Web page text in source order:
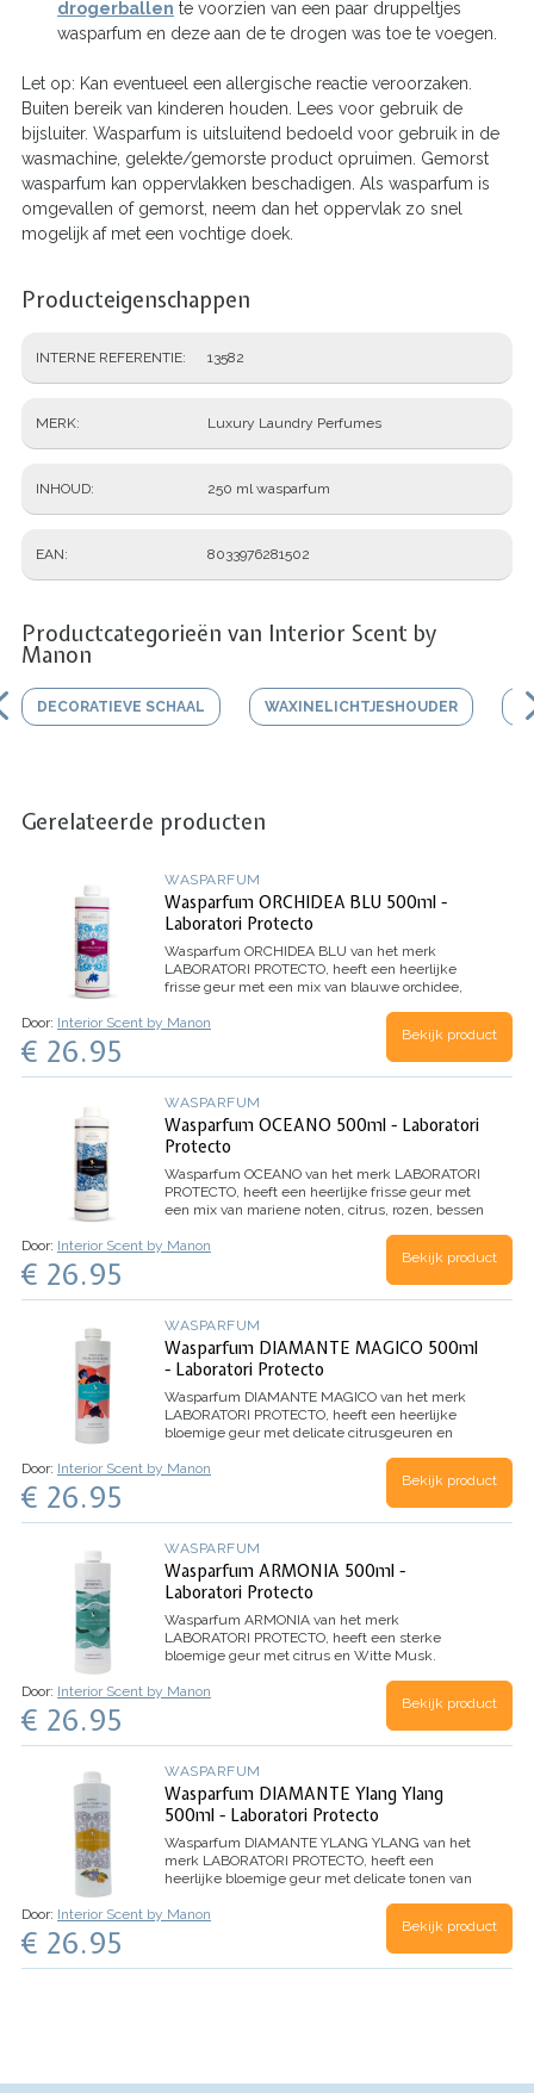
drogerballen te voorzien van een paar druppeltjes
wasparfum en deze aan de te drogen was toe te voegen.
Let op: Kan eventueel een allergische reactie veroorzaken.
Buiten bereik van kinderen houden. Lees voor gebruik de
bijsluiter. Wasparfum is uitsluitend bedoeld voor gebruik in de
wasmachine, gelekte/gemorste product opruimen. Gemorst
wasparfum kan oppervlakken beschadigen. Als wasparfum is
omgevallen of gemorst, neem dan het oppervlak zo snel
mogelijk af met een vochtige doek.
Producteigenschappen
INTERNE REFERENTIE 13582
MERK Luxury Laundry Perfumes
INHOUD 250 ml wasparfum
EAN 8033976281502
Productcategorieën van Interior Scent by
Manon
DECORATIEVE SCHAAL WAXINELICHTJESHOUDER
Gerelateerde producten
WASPARFUM
Wasparfum ORCHIDEA BLU 500ml -
Laboratori Protecto
Wasparfum ORCHIDEA BLU van het merk
LABORATORI PROTECTO, heeft een heerlijke
frisse geur met een mix van blauwe orchidee,
100 wasbeurten)
Door: Interior Scent by Manon
€ 26.95 Bekijk product
WASPARFUM
Wasparfum OCEANO 500ml - Laboratori
Protecto
Wasparfum OCEANO van het merk LABORATORI
PROTECTO, heeft een heerlijke frisse geur met
een mix van mariene noten, citrus, rozen, bessen
wasbeurten)
Door: Interior Scent by Manon
€ 26.95 Bekijk product
WASPARFUM
Wasparfum DIAMANTE MAGICO 500ml
- Laboratori Protecto
Wasparfum DIAMANTE MAGICO van het merk
LABORATORI PROTECTO, heeft een heerlijke
bloemige geur met delicate citrusgeuren en
wasparfum, evolueert het parfum beter en
Inhoud 500ml
Door: Interior Scent by Manon
€ 26.95 Bekijk product
WASPARFUM
Wasparfum ARMONIA 500ml -
Laboratori Protecto
Wasparfum ARMONIA van het merk
LABORATORI PROTECTO, heeft een sterke
bloemige geur met citrus en Witte Musk.
evolueert het parfum beter en behoudt het de
Inhoud 500ml (voor 100
Door: Interior Scent by Manon
€ 26.95 Bekijk product
WASPARFUM
Wasparfum DIAMANTE Ylang Ylang
500ml - Laboratori Protecto
Wasparfum DIAMANTE YLANG YLANG van het
merk LABORATORI PROTECTO, heeft een
heerlijke bloemige geur met delicate tonen van
Dennen
HART: Jasmijn, Lelie, Roos
Inhoud 500ml
Door: Interior Scent by Manon
€ 26.95 Bekijk product